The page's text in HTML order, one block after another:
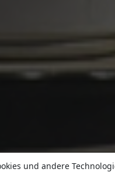
und andere